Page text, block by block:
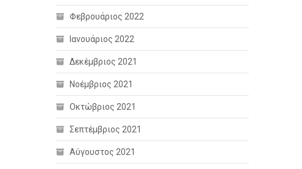
Φεβρουάριος 2022
Ιανουάριος 2022
Δεκέμβριος 2021
Νοέμβριος 2021
Οκτώβριος 2021
Σεπτέμβριος 2021
Αύγουστος 2021